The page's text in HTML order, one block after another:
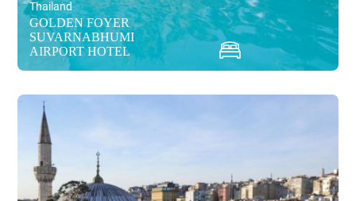
Thailand
GOLDEN FOYER
SUVARNABHUMI
AIRPORT HOTEL